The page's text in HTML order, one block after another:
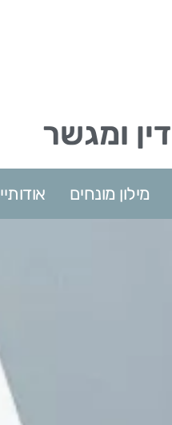
ומגשר
מילון מונחים אודותיי